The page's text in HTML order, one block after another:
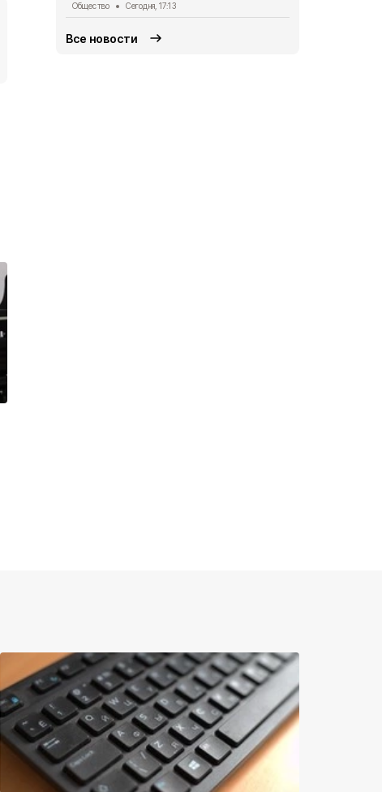
Общество Сегодня, 17:13
Все новости